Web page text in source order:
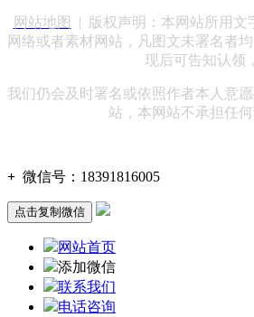
网站地图
| 版权声明：本网站所用文
网络或者素材网站，凡图文未署名者
现后可告知认领，
我们仍会及时署名或依照作者本人意
站，本网站不承担任何
+ 微信号： 18391816005
点击复制微信
网站首页
添加微信
联系我们
电话咨询